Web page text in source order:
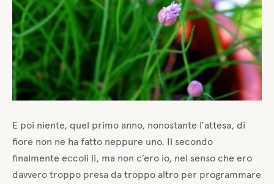
E poi niente, quel primo anno, nonostante l’attesa, di
fiore non ne ha fatto neppure uno. Il secondo
finalmente eccoli lì, ma non c’ero io, nel senso che ero
davvero troppo presa da troppo altro per programmare